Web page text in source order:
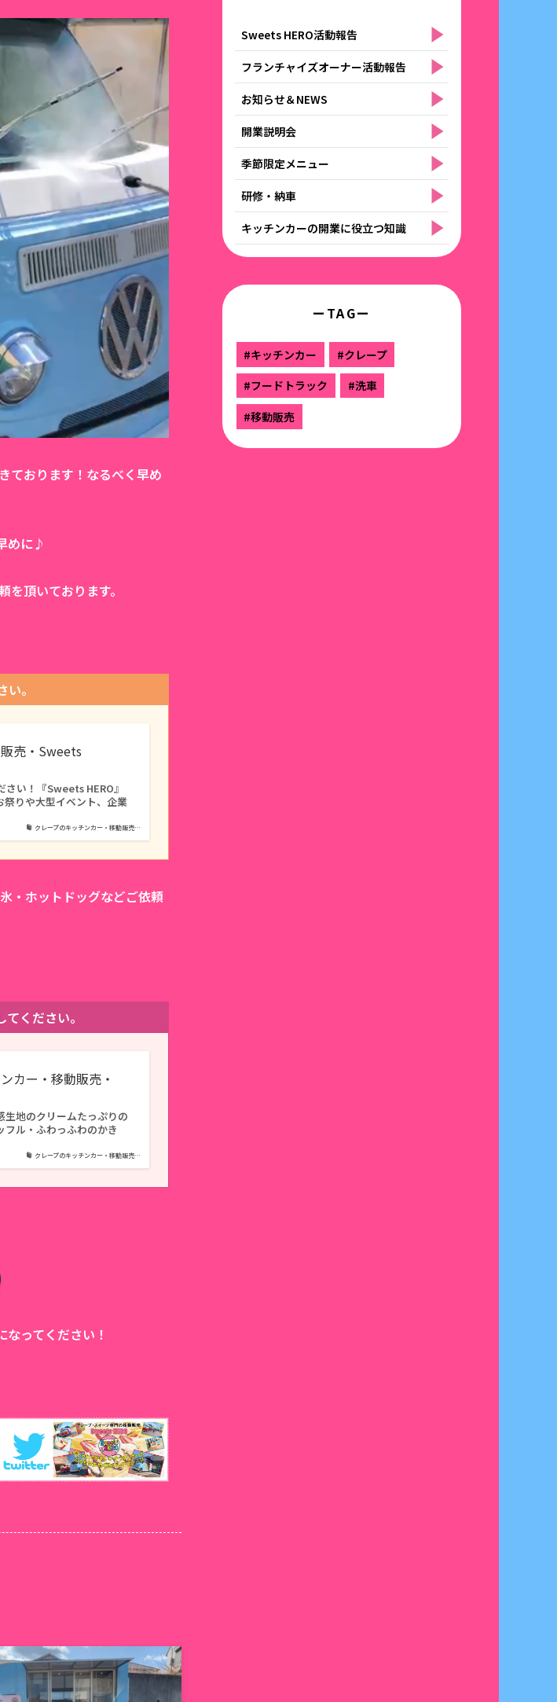
ております！なるべく早め
めに♪
頂いております。
。
クレープのキッチンカー・移動販売…
売・Sweets
い！『Sweets HERO』
祭りや大型イベント、企業
・ホットドッグなどご依頼
ください。
クレープのキッチンカー・移動販売…
カー・移動販売・
生地のクリームたっぷりの
フル・ふわっふわのかき
ってください！
Sweets HERO活動報告
フランチャイズオーナー活動報告
お知らせ＆NEWS
開業説明会
季節限定メニュー
研修・納車
キッチンカーの開業に役立つ知識
ーTAGー
#キッチンカー
#クレープ
#フードトラック
#洗車
#移動販売